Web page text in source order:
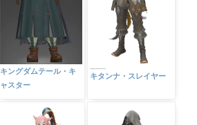
キングダムテール・キ
ャスター
キタンナ・スレイヤー